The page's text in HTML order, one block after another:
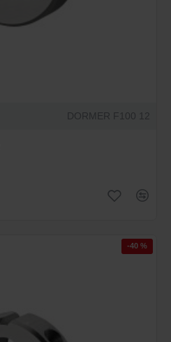
DORMER F100 12
-40 %